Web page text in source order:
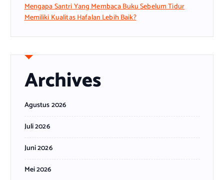
Mengapa Santri Yang Membaca Buku Sebelum Tidur
Memiliki Kualitas Hafalan Lebih Baik?
Archives
Agustus 2026
Juli 2026
Juni 2026
Mei 2026